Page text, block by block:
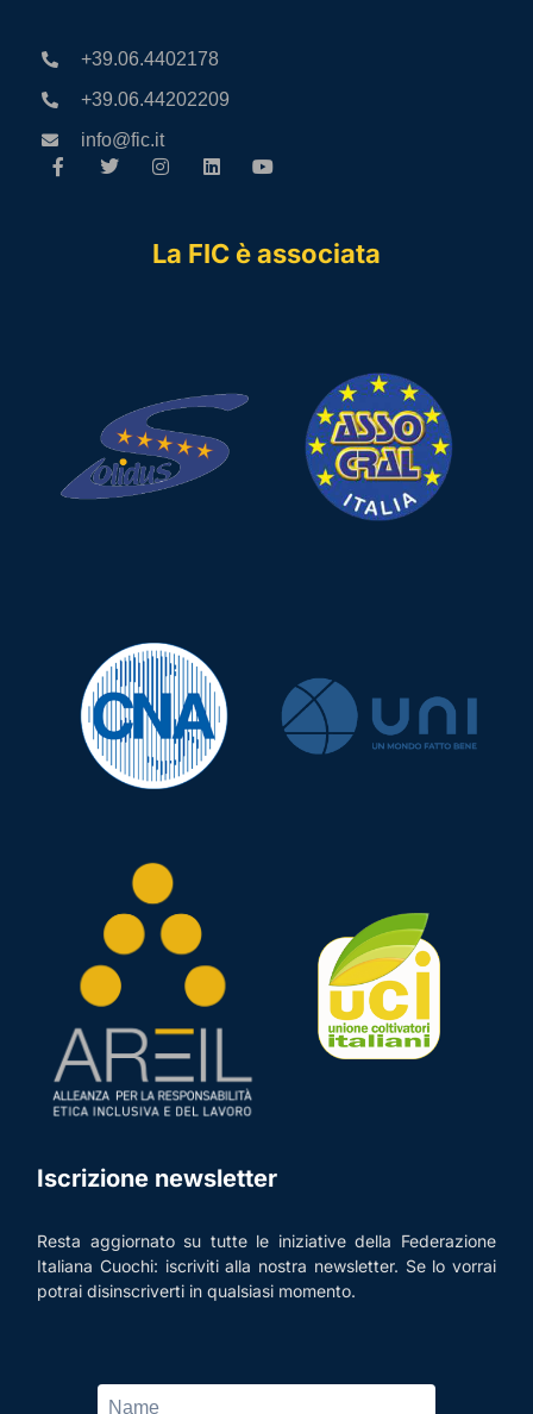
+39.06.4402178
+39.06.44202209
info@fic.it
La FIC è associata
Iscrizione newsletter
Resta aggiornato su tutte le iniziative della Federazione
Italiana Cuochi: iscriviti alla nostra newsletter. Se lo vorrai
potrai disinscriverti in qualsiasi momento.